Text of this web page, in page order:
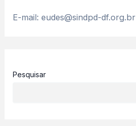
E-mail: eudes@sindpd-df.org.br
Pesquisar